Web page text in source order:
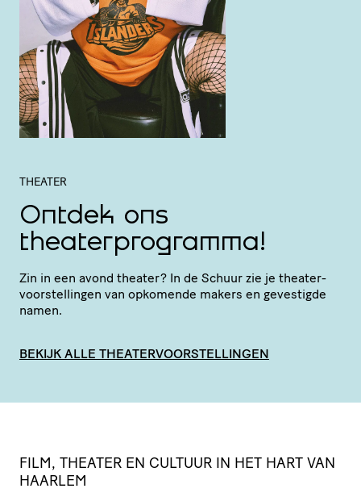
THEATER
Ontdek ons
theaterprogramma!
Zin in een avond theater? In de Schuur zie je thea­ter­
voor­stel­lingen van opkomende makers en gevestigde
namen.
BEKIJK ALLE THEATERVOORSTELLINGEN
FILM, THEATER EN CULTUUR IN HET HART VAN
HAARLEM